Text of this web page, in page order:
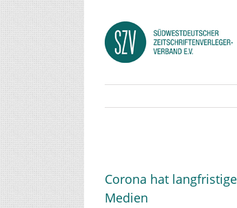
Bild
Corona hat
Medien